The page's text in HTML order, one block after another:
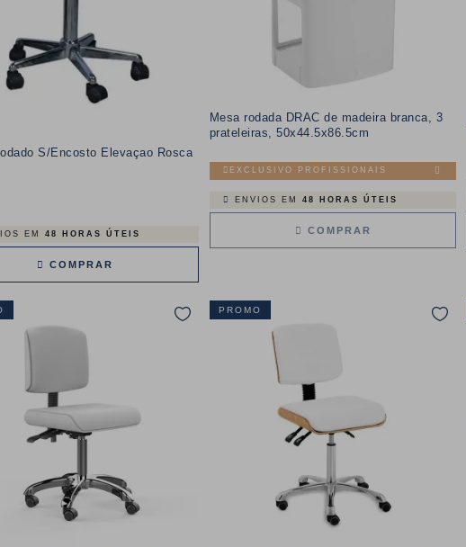
S/Encosto Elevaçao Rosca
EM 48 HORAS ÚTEIS
COMPRAR
Mesa rodada DRAC de madeira branca, 3
prateleiras, 50x44.5x86.5cm
EXCLUSIVO PROFISSIONAIS
ENVIOS EM 48 HORAS ÚTEIS
COMPRAR
PROMO